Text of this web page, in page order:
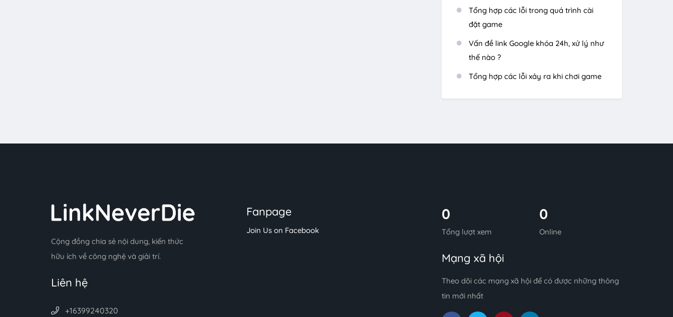
Tổng hợp các lỗi trong quá trình cài
đặt game
Vấn đề link Google khóa 24h, xử lý như
thế nào ?
Tổng hợp các lỗi xảy ra khi chơi game
Cộng đồng chia sẻ nội dung, kiến thức
hữu ích về công nghệ và giải trí.
Liên hệ
+16399240320
Fanpage
Join Us on Facebook
0
Tổng lượt xem
0
Online
Mạng xã hội
Theo dõi các mạng xã hội để có được những thông
tin mới nhất